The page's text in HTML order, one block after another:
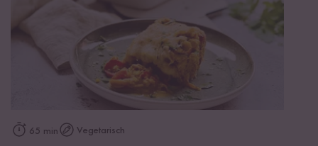
65 min Vegetarisch